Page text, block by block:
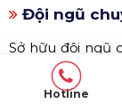
Đội ngũ
Sở hữu đội ngũ
nghiệm, Hoàng
khách hàng để
Hotline